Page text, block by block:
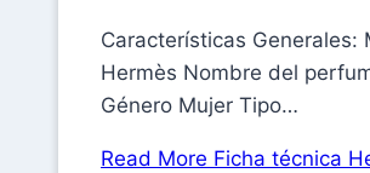
Características Generales:
Hermès Nombre del
Género Mujer Tipo…
Read More Ficha técnica